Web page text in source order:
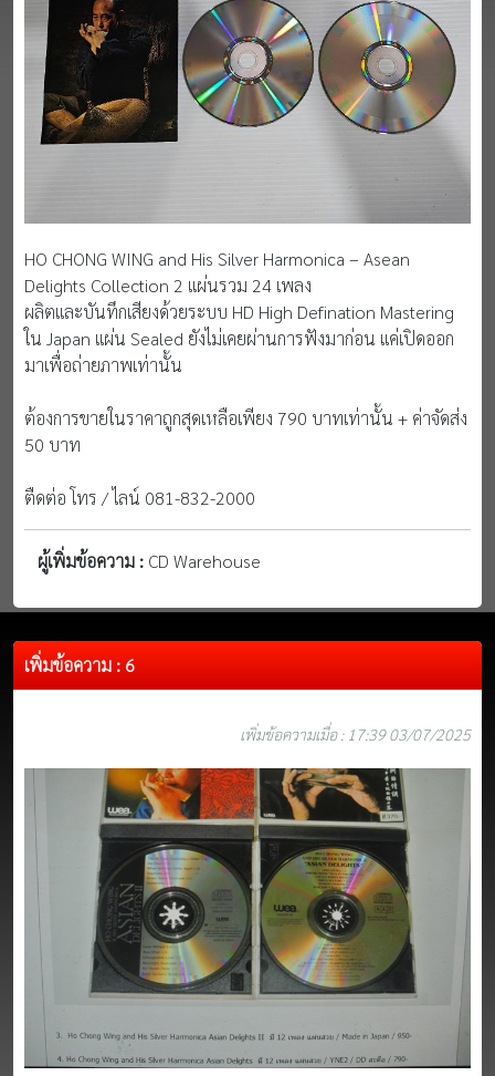
HO CHONG WING and His Silver Harmonica – Asean
Delights Collection 2 แผ่นรวม 24 เพลง
ผลิตและบันทึกเสียงด้วยระบบ HD High Defination Mastering
ใน Japan แผ่น Sealed ยังไม่เคยผ่านการฟังมาก่อน แค่เปิดออก
มาเพื่อถ่ายภาพเท่านั้น
ต้องการขายในราคาถูกสุดเหลือเพียง 790 บาทเท่านั้น + ค่าจัดส่ง
50 บาท
ตืดต่อ โทร / ไลน์ 081-832-2000
ผู้เพิ่มข้อความ : CD Warehouse
เพิ่มข้อความ : 6
เพิ่มข้อความเมื่อ : 17:39 03/07/2025